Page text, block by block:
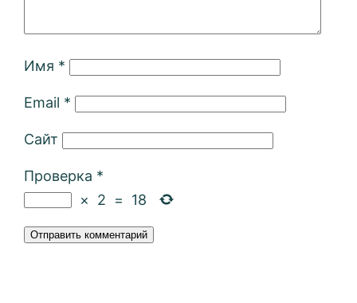
Имя *
Email *
Сайт
Проверка *
×
2 = 18